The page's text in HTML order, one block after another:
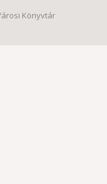
Könyvtár